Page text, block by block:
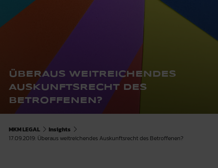
ÜBERAUS WEITREICHENDES
AUSKUNFTSRECHT DES
BETROFFENEN?
MKM LEGAL
Insights
17.09.2019: Überaus weitreichendes Auskunftsrecht des Betroffenen?